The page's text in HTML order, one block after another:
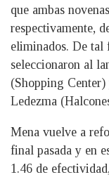
que ambas
respectivamente,
eliminados. De
seleccionaron al
(Shopping
Ledezma
Mena vuelve a
final pasada y en
1.46 de